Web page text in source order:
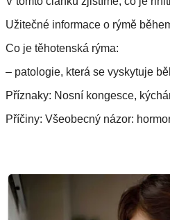
Užitečné informace o rýmě
Co je těhotenská rýma:
– patologie, která se vyskytuje
Příznaky: Nosní kongesce,
Příčiny: Všeobecný názor: